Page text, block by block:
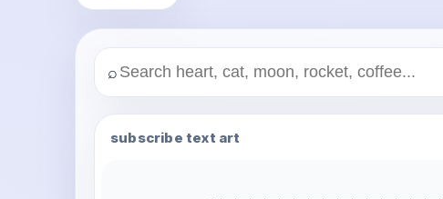
⌕
subscribe text art